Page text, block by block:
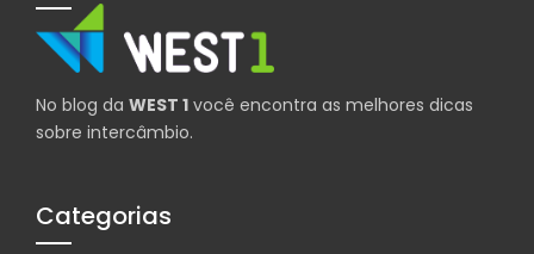
No blog da WEST 1 você encontra as melhores dicas
sobre intercâmbio.
Categorias